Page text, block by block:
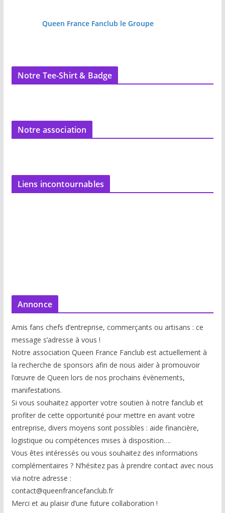
Queen France Fanclub le Groupe
Notre Tee-Shirt & Badge
Notre association
Liens incontournables
Annonce
Amis fans chefs d’entreprise, commerçants ou artisans : ce
message s’adresse à vous !
Notre association Queen France Fanclub est actuellement à
la recherche de sponsors afin de nous aider à promouvoir
l’œuvre de Queen lors de nos prochains évènements,
manifestations.
Si vous souhaitez apporter votre soutien à notre fanclub et
profiter de cette opportunité pour mettre en avant votre
entreprise, divers moyens sont possibles : aide financière,
logistique ou compétences mises à disposition….
Vous êtes intéressés ou vous souhaitez des informations
complémentaires ? N’hésitez pas à prendre contact avec nous
via notre adresse :
contact@queenfrancefanclub.fr
Merci et au plaisir d’une future collaboration !